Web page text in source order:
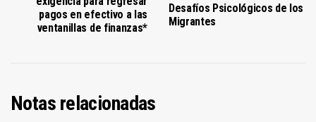
pagos en efectivo a las
ventanillas de finanzas*
Desafíos Psicológicos de los
Migrantes
Notas relacionadas